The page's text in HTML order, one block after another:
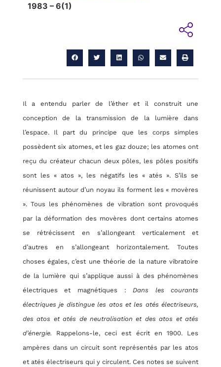
RETOUR
1983 – 6(1)
Il a entendu parler de l’éther et il construit une
conception de la transmission de la lumière dans
l’espace. Il part du principe que les corps simples
possèdent six atomes, et les gaz douze; les atomes ont
reçu du créateur chacun deux pôles, les pôles positifs
sont les « atos », les négatifs les « atés ». S’ils se
réunissent autour d’un noyau ils forment les « movères
». Tous les phénomènes de vibration sont provoqués
par la déformation des movères dont certains atomes
se rétrécissent en s’allongeant verticalement et
d’autres en s’allongeant horizontalement. Toutes
choses égales, c’est une théorie de la nature vibratoire
de la lumière qui s’applique aussi à des phénomènes
électriques et magnétiques : Dans les courants
électriques je distingue les atos et les atés électriseurs,
des atos et atés de neutralisation et des atos et atés
d’énergie. Rappelons-le, ceci est écrit en 1900. Les
ampères dans un circuit sont représentés par les atos
et atés électriseurs qui y circulent. Ces notes se suivent